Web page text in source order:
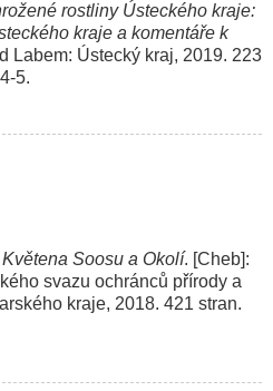
rostliny Ústeckého kraje:
kraje a komentáře k
Labem: Ústecký kraj, 2019. 223
5.
Květena Soosu a Okolí. [Cheb]:
svazu ochránců přírody a
kraje, 2018. 421 stran.